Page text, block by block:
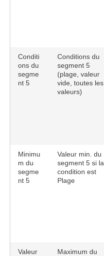
Conditi
ons du
segme
nt 5
Conditions du
segment 5
(plage, valeur
vide, toutes les
valeurs)
Minimu
m du
segme
nt 5
Valeur min. du
segment 5 si la
condition est
Plage
Valeur
Maximum du